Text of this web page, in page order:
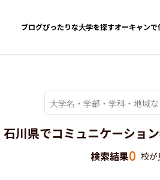
ブログぴったりな大学を探すオーキャンで
石川県でコミュニケーショ
検索結果0 校が